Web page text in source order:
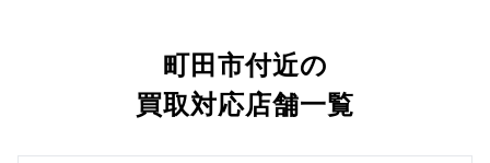
町田市付近の
買取対応店舗一覧